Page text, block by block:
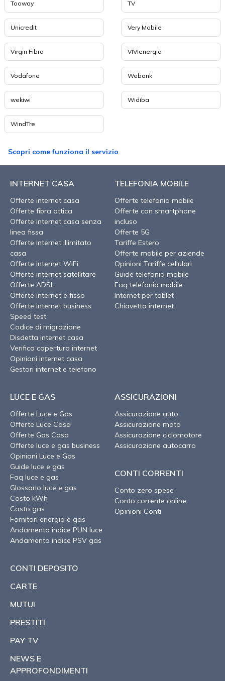
Tooway TV
Unicredit Very Mobile
Virgin Fibra VIVIenergia
Vodafone Webank
wekiwi Widiba
WindTre
Scopri come funziona il servizio
INTERNET CASA
Offerte internet casa
Offerte fibra ottica
Offerte internet casa senza
linea fissa
Offerte internet illimitato
casa
Offerte internet WiFi
Offerte internet satellitare
Offerte ADSL
Offerte internet e fisso
Offerte internet business
Speed test
Codice di migrazione
Disdetta internet casa
Verifica copertura internet
Opinioni internet casa
Gestori internet e telefono
TELEFONIA MOBILE
Offerte telefonia mobile
Offerte con smartphone
incluso
Offerte 5G
Tariffe Estero
Offerte mobile per aziende
Opinioni Tariffe cellulari
Guide telefonia mobile
Faq telefonia mobile
Internet per tablet
Chiavetta internet
LUCE E GAS
Offerte Luce e Gas
Offerte Luce Casa
Offerte Gas Casa
Offerte luce e gas business
Opinioni Luce e Gas
Guide luce e gas
Faq luce e gas
Glossario luce e gas
Costo kWh
Costo gas
Fornitori energia e gas
Andamento indice PUN luce
Andamento indice PSV gas
ASSICURAZIONI
Assicurazione auto
Assicurazione moto
Assicurazione ciclomotore
Assicurazione autocarro
CONTI CORRENTI
Conto zero spese
Conto corrente online
Opinioni Conti
CONTI DEPOSITO
CARTE
MUTUI
PRESTITI
PAY TV
NEWS E
APPROFONDIMENTI